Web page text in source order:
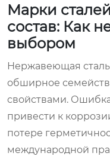
Марки
состав: Как
выбором
Нержавеющая
обширное
свойствами.
привести к
потере
международной